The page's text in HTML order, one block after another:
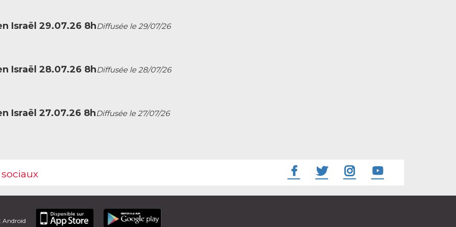
Israël 29.07.26 8hDiffusée le 29/07/26
Israël 28.07.26 8hDiffusée le 28/07/26
Israël 27.07.26 8hDiffusée le 27/07/26
Android